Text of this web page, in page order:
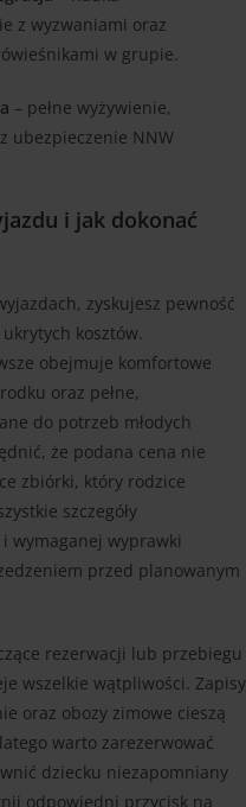
z wyzwaniami oraz
w grupie.
– pełne wyżywienie,
ubezpieczenie NNW
i jak dokonać
zyskujesz pewność
kosztów.
obejmuje komfortowe
oraz pełne,
do potrzeb młodych
że podana cena nie
zbiórki, który rodzice
szczegóły
wymaganej wyprawki
przed planowanym
rezerwacji lub przebiegu
wszelkie wątpliwości. Zapisy
oraz obozy zimowe cieszą
warto zarezerwować
dziecku niezapomniany
odpowiedni przycisk na